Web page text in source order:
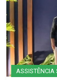
ASSISTÊNCIA